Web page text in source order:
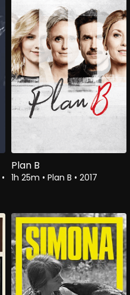
•
Plan B
1h 25m • Plan B • 2017